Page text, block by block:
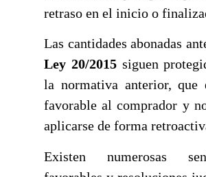
retraso en el inicio o
Las cantidades abonadas
Ley 20/2015siguen
la normativa anterior, que
favorable al comprador y
aplicarse de forma
Existen numerosas